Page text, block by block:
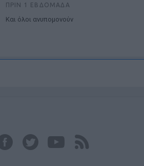
ΠΡΙΝ 1 ΕΒΔΟΜΆΔΑ
Και όλοι ανυπομονούν